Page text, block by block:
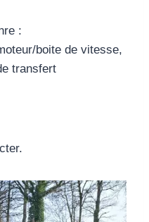
:
boite de vitesse,
transfert